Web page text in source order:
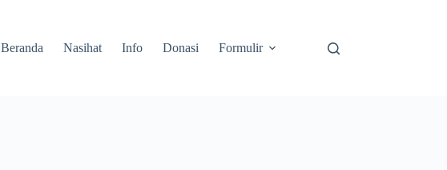
Beranda Nasihat Info Donasi Formulir